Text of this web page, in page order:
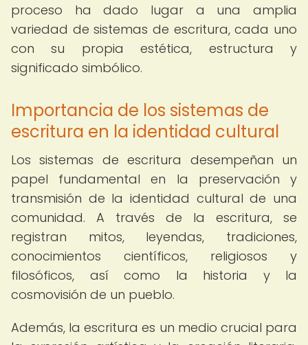
proceso ha dado lugar a una amplia
variedad de sistemas de escritura, cada uno
con su propia estética, estructura y
significado simbólico.
Importancia de los sistemas de
escritura en la identidad cultural
Los sistemas de escritura desempeñan un
papel fundamental en la preservación y
transmisión de la identidad cultural de una
comunidad. A través de la escritura, se
registran mitos, leyendas, tradiciones,
conocimientos científicos, religiosos y
filosóficos, así como la historia y la
cosmovisión de un pueblo.
Además, la escritura es un medio crucial para